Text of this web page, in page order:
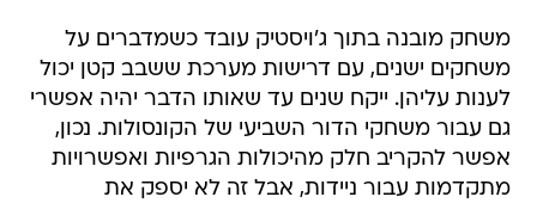
משחק מובנה בתוך ג'ויסטיק עובד כשמדברים על
משחקים ישנים, עם דרישות מערכת ששבב קטן יכול
לענות עליהן. ייקח שנים עד שאותו הדבר יהיה אפשרי
גם עבור משחקי הדור השביעי של הקונסולות. נכון,
אפשר להקריב חלק מהיכולות הגרפיות ואפשרויות
מתקדמות עבור ניידות, אבל זה לא יספק את